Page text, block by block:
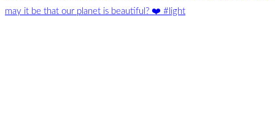
may it be that our planet is beautiful? ❤️ #light